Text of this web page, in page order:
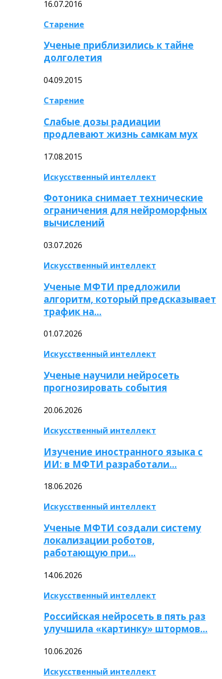
16.07.2016
Старение
Ученые приблизились к тайне
долголетия
04.09.2015
Старение
Слабые дозы радиации
продлевают жизнь самкам мух
17.08.2015
Искусственный интеллект
Фотоника снимает технические
ограничения для нейроморфных
вычислений
03.07.2026
Искусственный интеллект
Ученые МФТИ предложили
алгоритм, который предсказывает
трафик на…
01.07.2026
Искусственный интеллект
Ученые научили нейросеть
прогнозировать события
20.06.2026
Искусственный интеллект
Изучение иностранного языка с
ИИ: в МФТИ разработали…
18.06.2026
Искусственный интеллект
Ученые МФТИ создали систему
локализации роботов,
работающую при…
14.06.2026
Искусственный интеллект
Российская нейросеть в пять раз
улучшила «картинку» штормов…
10.06.2026
Искусственный интеллект